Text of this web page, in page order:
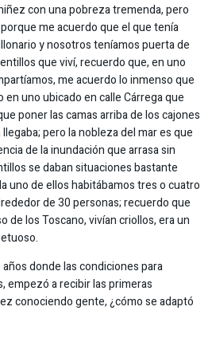
con una pobreza tremenda, pero
me acuerdo que el que tenía
y nosotros teníamos puerta de
que viví, recuerdo que, en uno
me acuerdo lo inmenso que
uno ubicado en calle Cárrega que
poner las camas arriba de los cajones
pero la nobleza del mar es que
de la inundación que arrasa sin
se daban situaciones bastante
uno de ellos habitábamos tres o cuatro
de 30 personas; recuerdo que
de los Toscano, vivían criollos, era un
donde las condiciones para
empezó a recibir las primeras
conociendo gente, ¿cómo se adaptó